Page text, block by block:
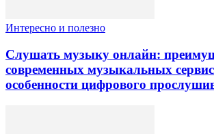
Интересно и полезно
Слушать музыку онлайн:
современных музыкальных
особенности цифрового